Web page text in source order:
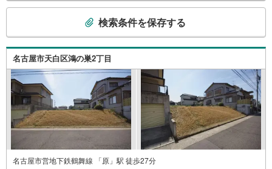
ン・資金のご相談、まずは家探しについて話を聞きたいと
いう方も大歓迎です！年間8000棟以上の限定物件を発表し
ているオープンハウスだから出会える物件が多数ございま
社のみ、もしくは当社を含めた数社でのみご紹介可能なオ
ープンハウス・ディベロップメントの物件
検
条
件
で
通
知
を
受
け
検索条件を保存する
名古屋市天白区鴻の巣2丁目
名古屋市営地下鉄鶴舞線 「原」駅 徒歩27分